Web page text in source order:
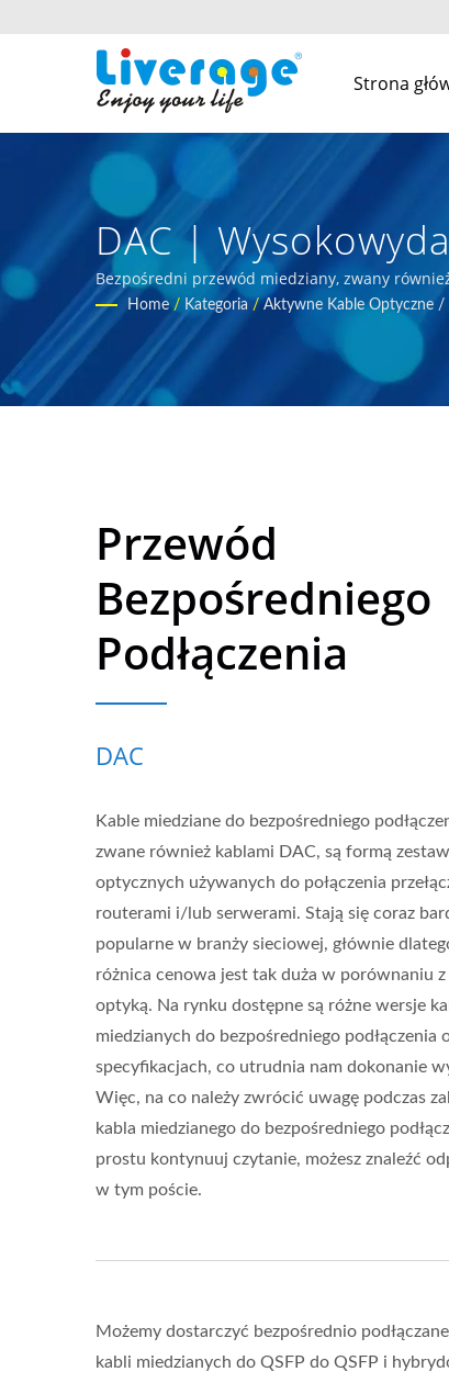
Strona
DAC |
Bezpośredni przewód miedziany, zwany
sprzęt do pomiaru światłowodów dla
Home / Kategoria / Aktywne Kable Optyczne /
Przewód
Bezpośredniego
Podłączenia
DAC
Kable miedziane do bezpośredniego
zwane również kablami DAC, są formą
optycznych używanych do połączenia
routerami i/lub serwerami. Stają się coraz
popularne w branży sieciowej, głównie
różnica cenowa jest tak duża w porównaniu z
optyką. Na rynku dostępne są różne wersje
miedzianych do bezpośredniego podłączenia
specyfikacjach, co utrudnia nam dokonanie
Więc, na co należy zwrócić uwagę podczas
kabla miedzianego do bezpośredniego
prostu kontynuuj czytanie, możesz znaleźć
w tym poście.
Możemy dostarczyć bezpośrednio
kabli miedzianych do QSFP do QSFP i